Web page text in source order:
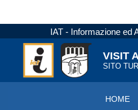
IAT - Informazione ed
VISIT
SITO
HOME